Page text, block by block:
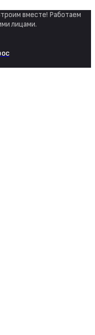
вместе! Работаем
лицами.